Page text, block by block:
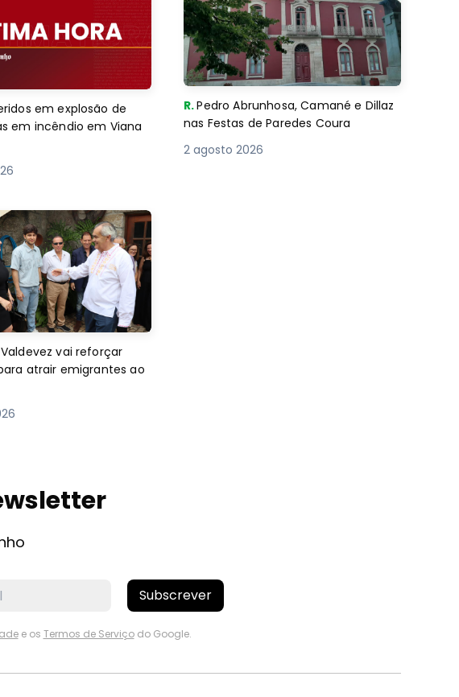
em explosão de
em incêndio em Viana
R.Pedro Abrunhosa, Camané e Dillaz
nas Festas de Paredes Coura
2 agosto 2026
vai reforçar
atrair emigrantes ao
Subscrever
e os Termos de Serviçodo Google.